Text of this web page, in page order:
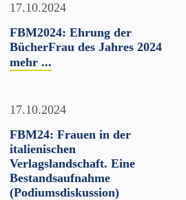
17.10.2024
FBM2024: Ehrung der
BücherFrau des Jahres 2024
mehr ...
17.10.2024
FBM24: Frauen in der
italienischen
Verlagslandschaft. Eine
Bestandsaufnahme
(Podiumsdiskussion)